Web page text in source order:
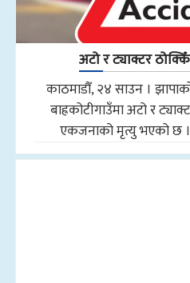
अटो र ट्याक्टर
काठमाडौँ, २४ साउन ।
बाह्रकोटीगाउँमा अटो र
एकजनाको मृत्यु भएको छ ।